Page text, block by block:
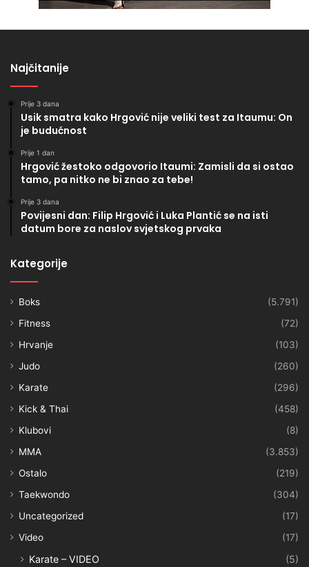
Najčitanije
Prije 3 dana
Usik smatra kako Hrgović nije veliki test za Itaumu: On
je budućnost
Prije 1 dan
Hrgović žestoko odgovorio Itaumi: Zamisli da si ostao
tamo, pa nitko ne bi znao za tebe!
Prije 3 dana
Povijesni dan: Filip Hrgović i Luka Plantić se na isti
datum bore za naslov svjetskog prvaka
Kategorije
Boks
(5.791)
Fitness
(72)
Hrvanje
(103)
Judo
(260)
Karate
(296)
Kick & Thai
(458)
Klubovi
(8)
MMA
(3.853)
Ostalo
(219)
Taekwondo
(304)
Uncategorized
(17)
Video
(17)
Karate – VIDEO
(5)